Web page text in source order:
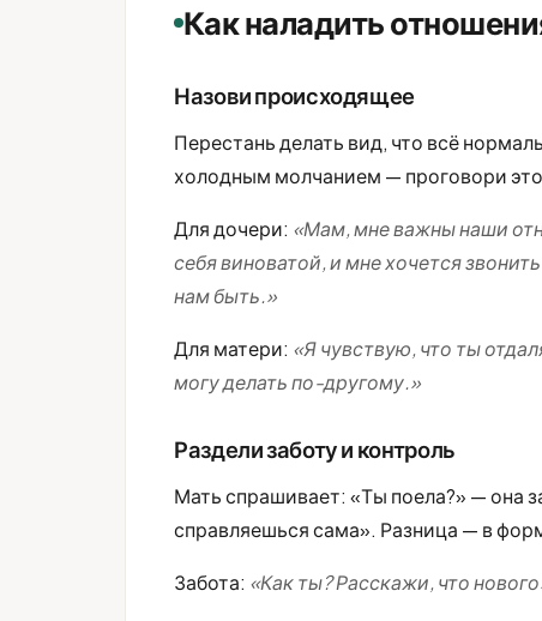
Как наладить
Назови происходящее
Перестань делать вид, что всё
холодным молчанием — проговори
Для дочери: «Мам, мне важны наши
себя виноватой, и мне хочется
нам быть.»
Для матери: «Я чувствую, что ты
могу делать по-другому.»
Раздели заботу и контроль
Мать спрашивает: «Ты поела?» — она
справляешься сама». Разница — в
Забота: «Как ты? Расскажи, что